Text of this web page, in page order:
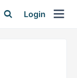
Login